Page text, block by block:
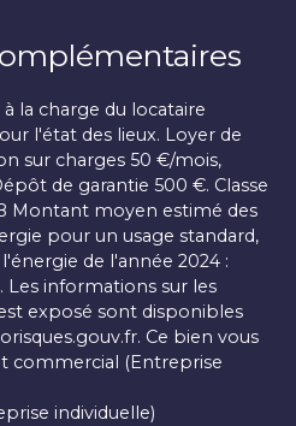
la charge du locataire
l'état des lieux. Loyer de
sur charges 50 €/mois,
de garantie 500 €. Classe
Montant moyen estimé des
pour un usage standard,
de l'année 2024 :
informations sur les
exposé sont disponibles
Ce bien vous
commercial (Entreprise
individuelle)